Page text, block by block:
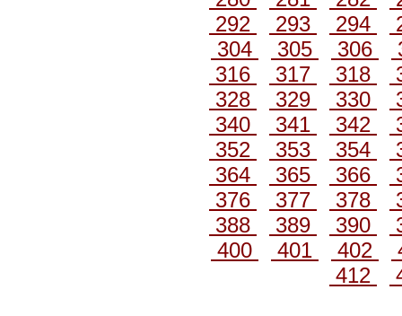
292
293 294
304
305 306
316
317 318
328
329 330
340
341 342
352
353 354
364
365 366
376
377 378
388
389 390
400
401 402
412